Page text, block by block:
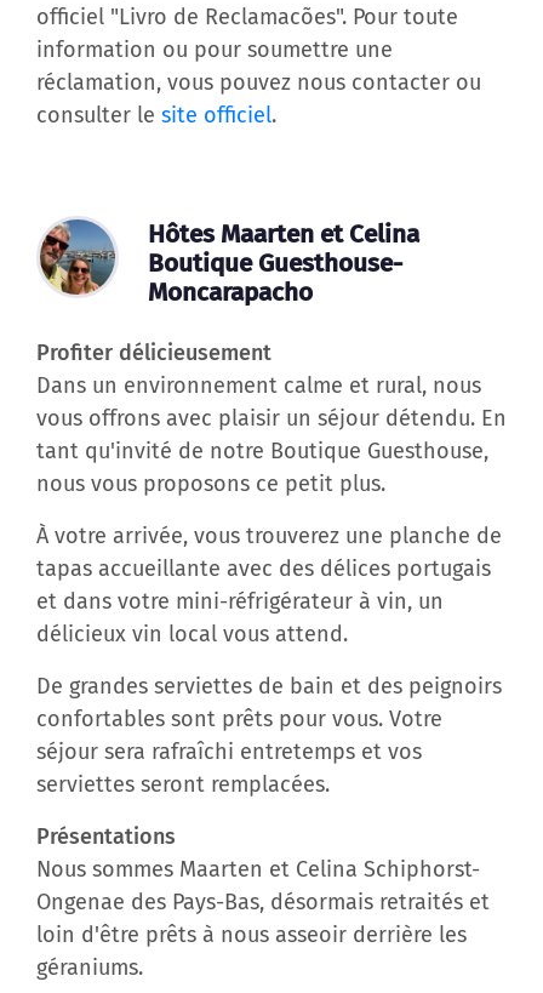
officiel "Livro de Reclamacões". Pour toute
information ou pour soumettre une
réclamation, vous pouvez nous contacter ou
consulter le site officiel.
Hôtes Maarten et Celina
Boutique Guesthouse-
Moncarapacho
Profiter délicieusement
Dans un environnement calme et rural, nous
vous offrons avec plaisir un séjour détendu. En
tant qu'invité de notre Boutique Guesthouse,
nous vous proposons ce petit plus.
À votre arrivée, vous trouverez une planche de
tapas accueillante avec des délices portugais
et dans votre mini-réfrigérateur à vin, un
délicieux vin local vous attend.
De grandes serviettes de bain et des peignoirs
confortables sont prêts pour vous. Votre
séjour sera rafraîchi entretemps et vos
serviettes seront remplacées.
Présentations
Nous sommes Maarten et Celina Schiphorst-
Ongenae des Pays-Bas, désormais retraités et
loin d'être prêts à nous asseoir derrière les
géraniums.